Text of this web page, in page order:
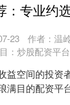
：专业约
23
作者：温
： 炒股配资平台
益空间的投资
满目的配资平